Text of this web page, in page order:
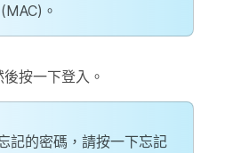
。
後按一下登入 。
記的密碼，請按一下忘記